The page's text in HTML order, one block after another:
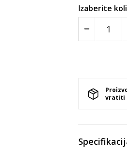
Izaberite
vratiti